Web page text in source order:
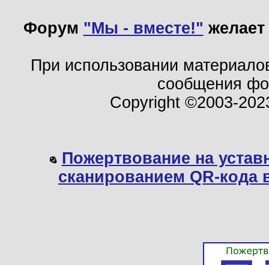
Форум "Мы - вместе!"
При использовании
сообщения
Copyright ©2003-
Пожертвование на
сканированием QR-